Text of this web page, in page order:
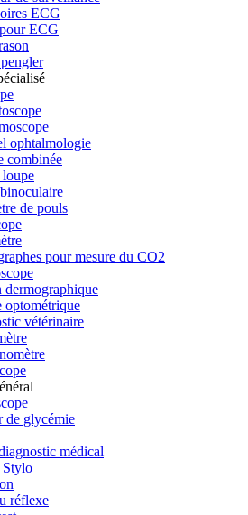
ECG
ECG
ophtalmologie
combinée
de pouls
pour mesure du CO2
dermographique
optométrique
vétérinaire
de glycémie
médical
Stylo
réflexe